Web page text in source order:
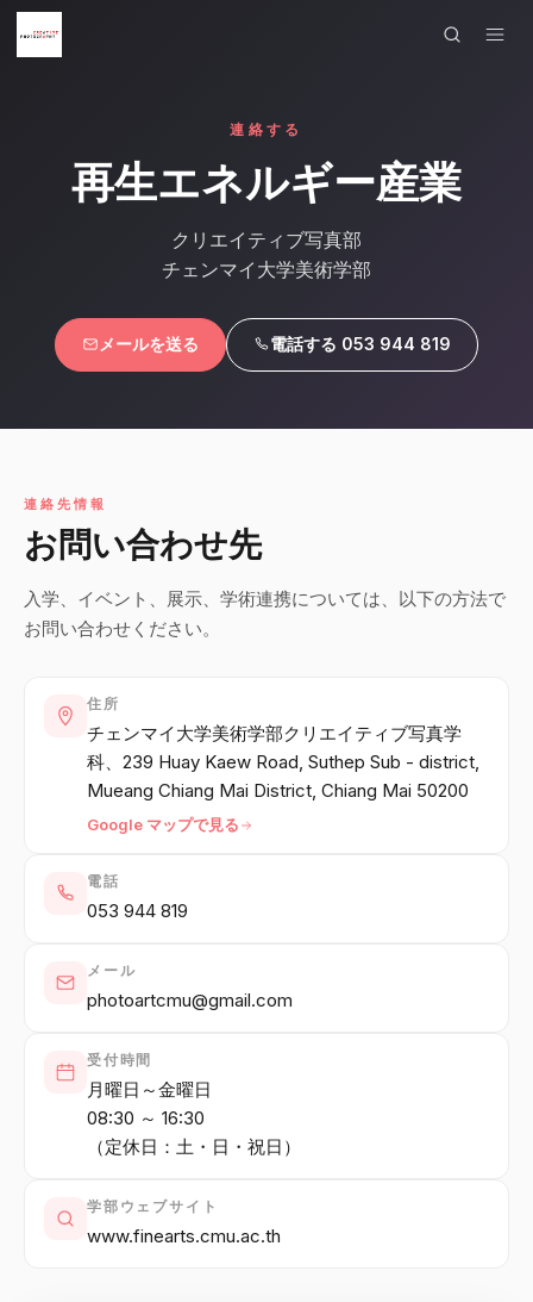
展示
言語
ไทย
中文 日本語
ポートフォリオ作成 →
連絡する
再生エネルギー産業
クリエイティブ写真部
チェンマイ大学美術学部
メールを送る 電話する 053 944 819
連絡先情報
お問い合わせ先
入学、イベント、展示、学術連携については、以下の方法で
お問い合わせください。
住所
チェンマイ大学美術学部クリエイティブ写真学
科、239 Huay Kaew Road, Suthep Sub - district,
Mueang Chiang Mai District, Chiang Mai 50200
Google マップで見る
電話
053 944 819
メール
photoartcmu@gmail.com
受付時間
月曜日～金曜日
08:30 ～ 16:30
（定休日：土・日・祝日）
学部ウェブサイト
www.finearts.cmu.ac.th